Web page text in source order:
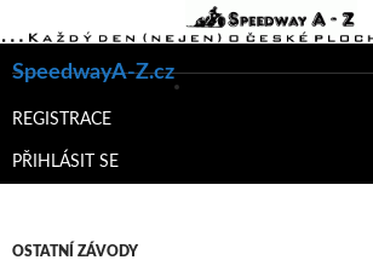
SpeedwayA-Z.cz
K
WEBU
REGISTRACE
PŘIHLÁSIT SE
OSTATNÍ ZÁVODY